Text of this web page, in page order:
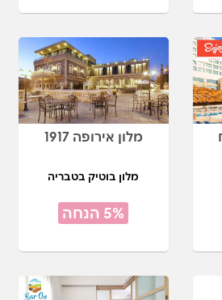
מלון אירופה 1917
מלון בוטיק בטבריה
5% הנחה